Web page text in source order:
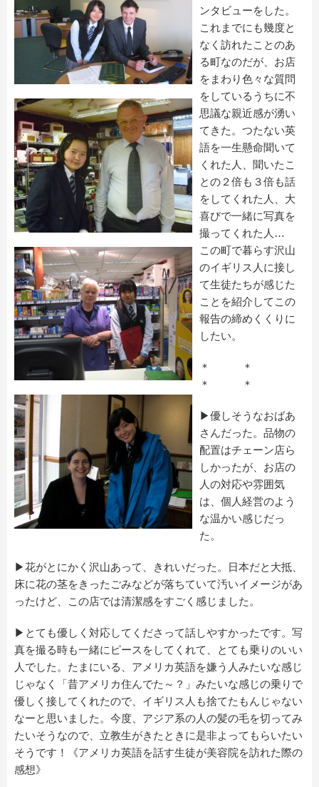
ンタビューをした。
これまでにも幾度と
なく訪れたことのあ
る町なのだが、お店
をまわり色々な質問
をしているうちに不
思議な親近感が湧い
てきた。つたない英
語を一生懸命聞いて
くれた人、聞いたこ
との２倍も３倍も話
をしてくれた人、大
喜びで一緒に写真を
撮ってくれた人…
この町で暮らす沢山
のイギリス人に接し
て生徒たちが感じた
ことを紹介してこの
報告の締めくくりに
したい。
＊ ＊
＊ ＊
▶優しそうなおばあ
さんだった。品物の
配置はチェーン店ら
しかったが、お店の
人の対応や雰囲気
は、個人経営のよう
な温かい感じだっ
た。
▶花がとにかく沢山あって、きれいだった。日本だと大抵、
床に花の茎をきったごみなどが落ちていて汚いイメージがあ
ったけど、この店では清潔感をすごく感じました。
▶とても優しく対応してくださって話しやすかったです。写
真を撮る時も一緒にピースをしてくれて、とても乗りのいい
人でした。たまにいる、アメリカ英語を嫌う人みたいな感じ
じゃなく「昔アメリカ住んでた～？」みたいな感じの乗りで
優しく接してくれたので、イギリス人も捨てたもんじゃない
なーと思いました。今度、アジア系の人の髪の毛を切ってみ
たいそうなので、立教生がきたときに是非よってもらいたい
そうです！《アメリカ英語を話す生徒が美容院を訪れた際の
感想》